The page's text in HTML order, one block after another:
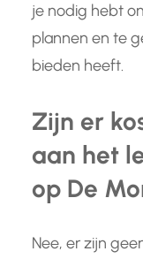
je nodig hebt
plannen en te
bieden heeft.
Zijn er
aan het
op De
Nee, er zijn